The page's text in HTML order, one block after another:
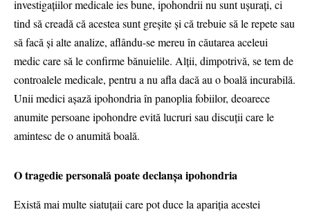
investigaţiilor medicale ies bune, ipohondrii nu sunt uşuraţi, ci
tind să creadă că acestea sunt greşite şi că trebuie să le repete sau
să facă şi alte analize, aflându-se mereu în căutarea aceleui
medic care să le confirme bănuielile. Alţii, dimpotrivă, se tem de
controalele medicale, pentru a nu afla dacă au o boală incurabilă.
Unii medici aşază ipohondria în panoplia fobiilor, deoarece
anumite persoane ipohondre evită lucruri sau discuţii care le
amintesc de o anumită boală.
O tragedie personală poate declanşa ipohondria
Există mai multe siatuţaii care pot duce la apariţia acestei